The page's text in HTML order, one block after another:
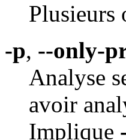
Plusieurs
-p, --only-
Analyse
avoir
Implique